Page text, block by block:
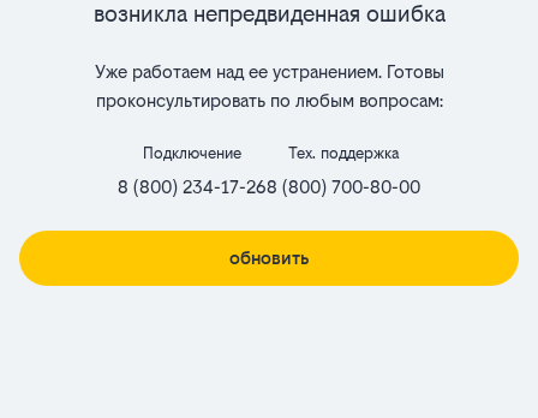
Возникла непредвиденная ошибка
Уже работаем над ее устранением. Готовы
проконсультировать по любым вопросам:
Подключение
8 (800) 234-17-26
Тех. поддержка
8 (800) 700-80-00
обновить